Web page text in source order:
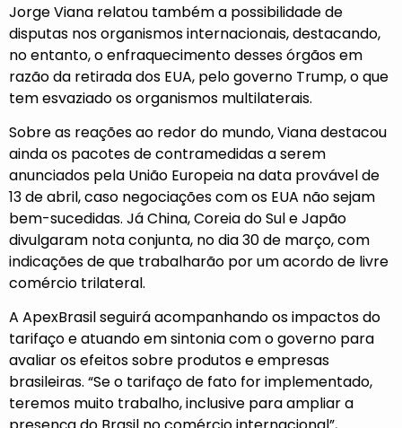
Jorge Viana relatou também a possibilidade de
disputas nos organismos internacionais, destacando,
no entanto, o enfraquecimento desses órgãos em
razão da retirada dos EUA, pelo governo Trump, o que
tem esvaziado os organismos multilaterais.
Sobre as reações ao redor do mundo, Viana destacou
ainda os pacotes de contramedidas a serem
anunciados pela União Europeia na data provável de
13 de abril, caso negociações com os EUA não sejam
bem-sucedidas. Já China, Coreia do Sul e Japão
divulgaram nota conjunta, no dia 30 de março, com
indicações de que trabalharão por um acordo de livre
comércio trilateral.
A ApexBrasil seguirá acompanhando os impactos do
tarifaço e atuando em sintonia com o governo para
avaliar os efeitos sobre produtos e empresas
brasileiras. “Se o tarifaço de fato for implementado,
teremos muito trabalho, inclusive para ampliar a